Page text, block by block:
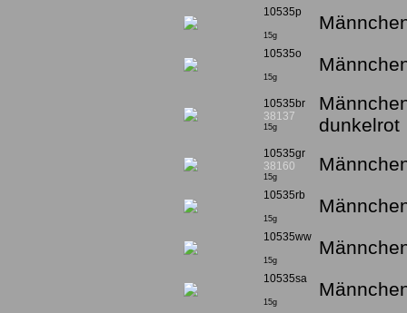
10535p
15g
10535o
15g
10535br
38137
15g
dunkelrot
10535gr
38160
15g
10535rb
15g
10535ww
15g
10535sa
15g